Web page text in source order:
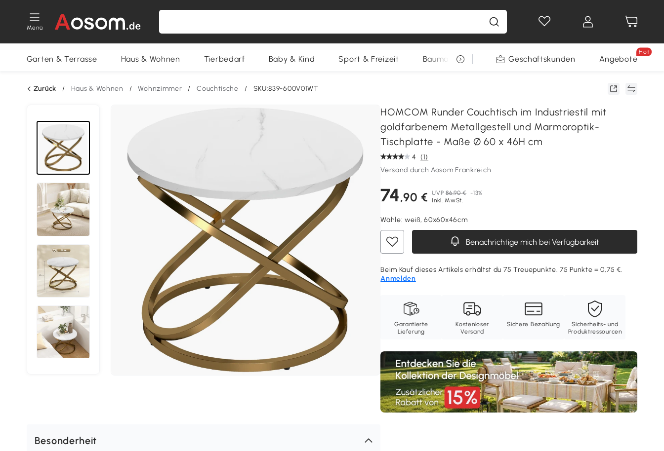
Menü
Gewinnspiele
Garten & Terrasse Haus & Wohnen Tierbedarf Baby & Kind Sport & Freizeit Baumarkt RestpostenGeschäftskunden Angebote
Hot
Zurück / Haus & Wohnen / Wohnzimmer / Couchtische / SKU:839-600V01WT
HOMCOM Runder Couchtisch im Industriestil mit
goldfarbenem Metallgestell und Marmoroptik-
Tischplatte - Maße Ø 60 x 46H cm
4 (1)
Versand durch Aosom Frankreich
74,90 € UVP 86,90 € -13%
Inkl. MwSt.
Wähle:weiß, 60x60x46cm
Benachrichtige mich bei Verfügbarkeit
Beim Kauf dieses Artikels erhältst du 75 Treuepunkte. 75 Punkte = 0,75 €.
Anmelden
Garantierte
Lieferung
Kostenloser
Versand
Sichere Bezahlung
Sicherheits- und
Produktressourcen
Besonderheit